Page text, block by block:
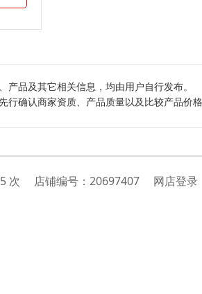
产品及其它相关信息，均由用户自行发布。
行确认商家资质、产品质量以及比较产品价
次 店铺编号： 20697407 网店登录